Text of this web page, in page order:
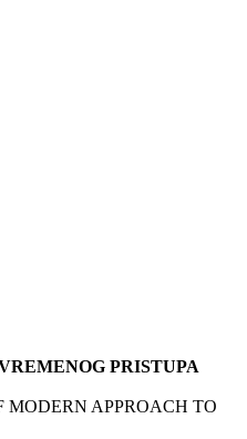
PRISTUPA
APPROACH TO